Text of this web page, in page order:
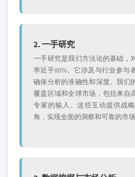
2. 一手研究
一手研究是我们方法论的基础，
率近乎80%。它涉及与行业参与
确保分析的准确性和深度。我们
覆盖区域和全球市场，包括来自
专家的输入。这些互动提供战
角，实现全面的洞察和可靠的市场